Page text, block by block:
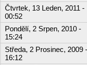
Čtvrtek, 13 Leden, 2011 -
00:52
Pondělí, 2 Srpen, 2010 -
15:24
Středa, 2 Prosinec, 2009 -
16:12